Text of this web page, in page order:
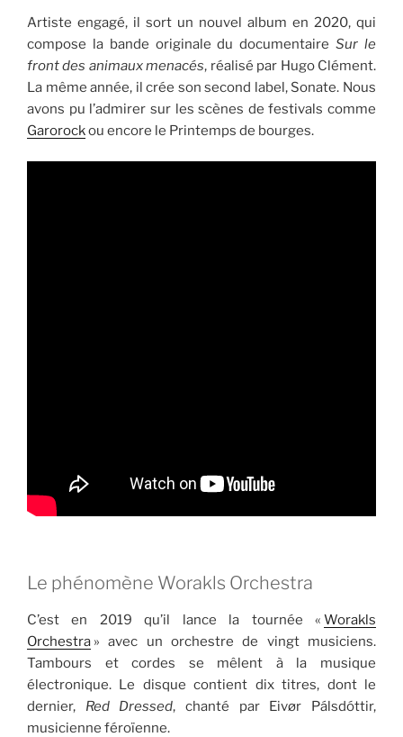
Artiste engagé, il sort un nouvel album en 2020, qui
compose la bande originale du documentaireSur le
front des animaux menacés, réalisé par Hugo Clément.
La même année, il crée son second label, Sonate. Nous
avons pu l’admirer sur les scènes de festivals comme
Garorockou encore le Printemps de bourges.
Le phénomène Worakls Orchestra
C’est en 2019 qu’il lance la tournée « Worakls
Orchestra » avec un orchestre de vingt musiciens.
Tambours et cordes se mêlent à la musique
électronique. Le disque contient dix titres, dont le
dernier, Red Dressed, chanté par Eivør Pálsdóttir,
musicienne féroïenne.